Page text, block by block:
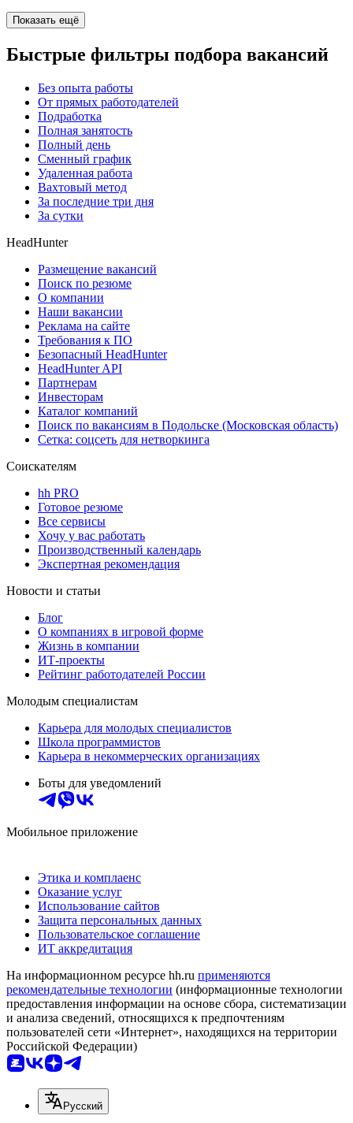
Показать ещё
Быстрые фильтры подбора вакансий
Без опыта работы
От прямых работодателей
Подработка
Полная занятость
Полный день
Сменный график
Удаленная работа
Вахтовый метод
За последние три дня
За сутки
HeadHunter
Размещение вакансий
Поиск по резюме
О компании
Наши вакансии
Реклама на сайте
Требования к ПО
Безопасный HeadHunter
HeadHunter API
Партнерам
Инвесторам
Каталог компаний
Поиск по вакансиям в Подольске (Московская область)
Сетка: соцсеть для нетворкинга
Соискателям
hh PRO
Готовое резюме
Все сервисы
Хочу у вас работать
Производственный календарь
Экспертная рекомендация
Новости и статьи
Блог
О компаниях в игровой форме
Жизнь в компании
ИТ-проекты
Рейтинг работодателей России
Молодым специалистам
Карьера для молодых специалистов
Школа программистов
Карьера в некоммерческих организациях
Боты для уведомлений
Мобильное приложение
Этика и комплаенс
Оказание услуг
Использование сайтов
Защита персональных данных
Пользовательское соглашение
ИТ аккредитация
На информационном ресурсе hh.ru применяются
рекомендательные технологии (информационные технологии
предоставления информации на основе сбора, систематизации
и анализа сведений, относящихся к предпочтениям
пользователей сети «Интернет», находящихся на территории
Российской Федерации)
Русский